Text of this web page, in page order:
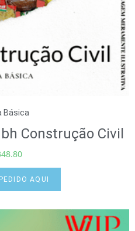
Básica
Construção Civil
AQUI